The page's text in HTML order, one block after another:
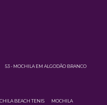
53 - MOCHILA EM ALGODÃO BRANCO
BEACH TENIS MOCHILA